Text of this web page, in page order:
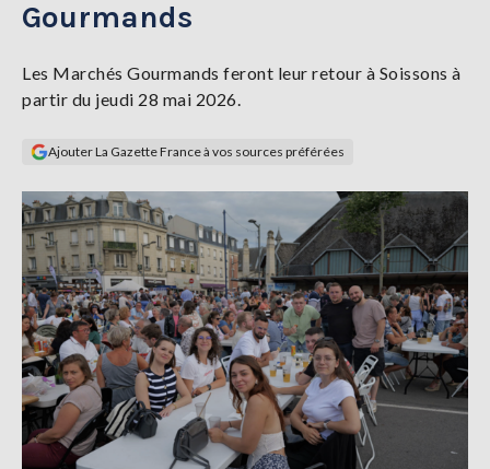
connecter
Gourmands
Les Marchés Gourmands feront leur retour à Soissons à
partir du jeudi 28 mai 2026.
Ajouter La Gazette France à vos sources préférées